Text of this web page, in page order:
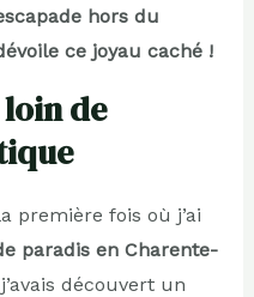
hors du
ce joyau caché !
de
première fois où j’ai
paradis en Charente-
découvert un